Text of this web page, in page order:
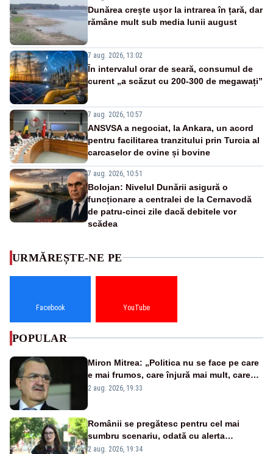
Dunărea crește ușor la intrarea în țară, dar
rămâne mult sub media lunii august
7 aug. 2026, 13:02
În intervalul orar de seară, consumul de
curent „a scăzut cu 200-300 de megawați”
7 aug. 2026, 10:57
ANSVSA a negociat, la Ankara, un acord
pentru facilitarea tranzitului prin Turcia al
carcaselor de ovine și bovine
7 aug. 2026, 10:51
Bolojan: Nivelul Dunării asigură o
funcționare a centralei de la Cernavodă
de patru-cinci zile dacă debitele vor
scădea
URMĂREȘTE-NE PE
Facebook YouTube
POPULAR
Miron Mitrea: „Politica nu se face pe care
e mai frumos, care înjură mai mult, care
țipă mai tare, ci pe proiecte”
2 aug. 2026, 19:33
Românii se pregătesc pentru cel mai
sumbru scenariu, odată cu alerta
energetică
2 aug. 2026, 19:34